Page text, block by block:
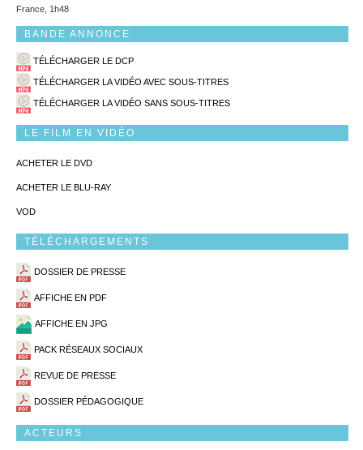
France, 1h48
BANDE ANNONCE
TÉLÉCHARGER LE DCP
TÉLÉCHARGER LA VIDÉO AVEC SOUS-TITRES
TÉLÉCHARGER LA VIDÉO SANS SOUS-TITRES
LE FILM EN VIDÉO
ACHETER LE DVD
ACHETER LE BLU-RAY
VOD
TÉLÉCHARGEMENTS
DOSSIER DE PRESSE
AFFICHE EN PDF
AFFICHE EN JPG
PACK RÉSEAUX SOCIAUX
REVUE DE PRESSE
DOSSIER PÉDAGOGIQUE
ACTEURS